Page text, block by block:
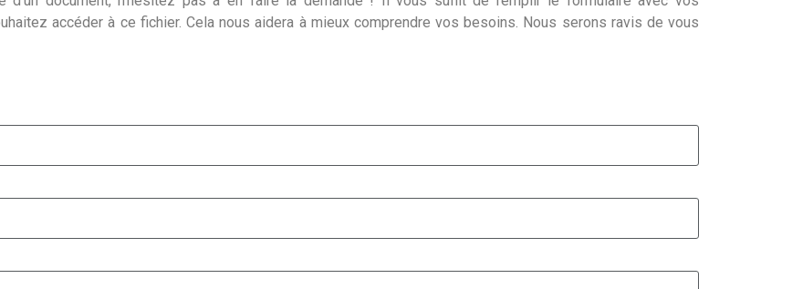
accéder à ce fichier. Cela nous aidera à mieux comprendre vos besoins. Nous serons ravis de vous